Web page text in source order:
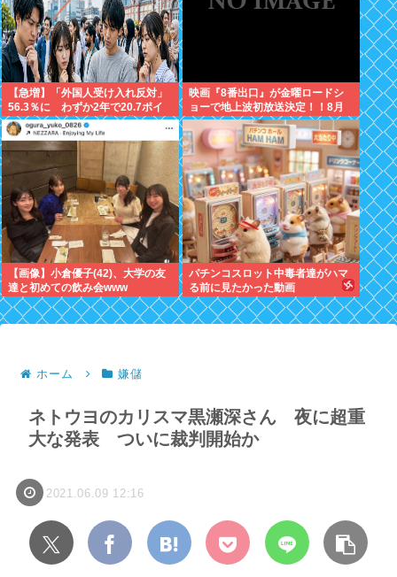
【急増】「外国人受け入れ反対」
56.3％に わずか2年で20.7ポイ
ント増、東大調査「若い世代ほど
増加」
映画『8番出口』が金曜ロードシ
ョーで地上波初放送決定！！8月
28日！！
【画像】小倉優子(42)、大学の友
達と初めての飲み会www
パチンコスロット中毒者達がハマ
る前に見たかった動画
ホーム 嫌儲
ネトウヨのカリスマ黒瀬深さん 夜に超重
大な発表 ついに裁判開始か
2021.06.09 12:16